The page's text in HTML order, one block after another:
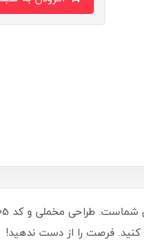
فرصت را از دست ندهید!